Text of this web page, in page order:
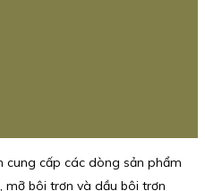
cung cấp các dòng sản phẩm
mỡ bôi trơn và dầu bôi trơn